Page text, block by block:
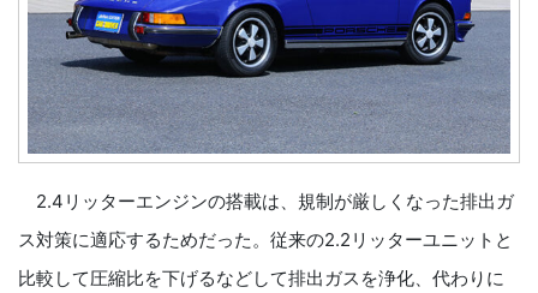
2.4リッターエンジンの搭載は、規制が厳しくなった排出ガ
ス対策に適応するためだった。従来の2.2リッターユニットと
比較して圧縮比を下げるなどして排出ガスを浄化、代わりに